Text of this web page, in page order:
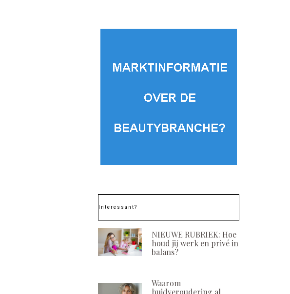
Interessant?
NIEUWE RUBRIEK: Hoe
houd jij werk en privé in
balans?
Waarom
huidveroudering al